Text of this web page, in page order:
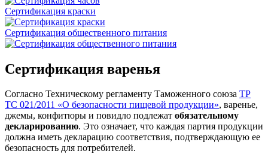
Сертификация краски
Сертификация общественного питания
Сертификация варенья
Согласно Техническому регламенту Таможенного союза ТР
ТС 021/2011 «О безопасности пищевой продукции», варенье,
джемы, конфитюры и повидло подлежат обязательному
декларированию. Это означает, что каждая партия продукции
должна иметь декларацию соответствия, подтверждающую ее
безопасность для потребителей.